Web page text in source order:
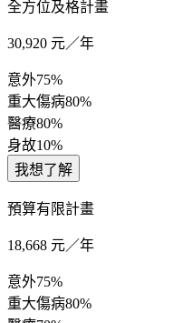
全方位及格計畫
30,920 元／年
意外75%
重大傷病80%
醫療80%
身故10%
我想了解
預算有限計畫
18,668 元／年
意外75%
重大傷病80%